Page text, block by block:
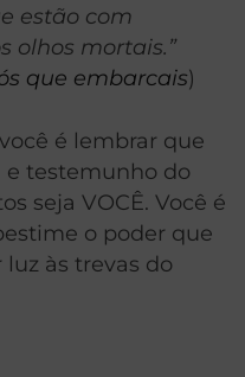
estão com
olhos mortais.”
que embarcais)
é lembrar que
e testemunho do
seja VOCÊ. Você é
o poder que
às trevas do